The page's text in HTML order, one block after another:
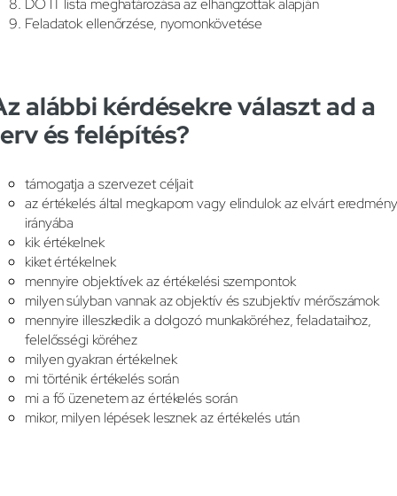
Feladatok ellenőrzése, nyomonkövetése
alábbi kérdésekre választ ad a
és felépítés?
támogatja a szervezet céljait
az értékelés által megkapom vagy elindulok az elvárt eredmény
irányába
kik értékelnek
kiket értékelnek
mennyire objektívek az értékelési szempontok
milyen súlyban vannak az objektív és szubjektív mérőszámok
mennyire illeszkedik a dolgozó munkaköréhez, feladataihoz,
felelősségi köréhez
milyen gyakran értékelnek
mi történik értékelés során
mi a fő üzenetem az értékelés során
mikor, milyen lépések lesznek az értékelés után